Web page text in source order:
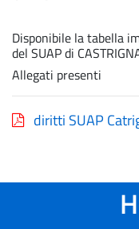
Disponibile la tabella
del SUAP di
Allegati presenti
diritti SUAP